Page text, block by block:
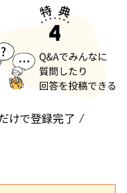
けで登録完了